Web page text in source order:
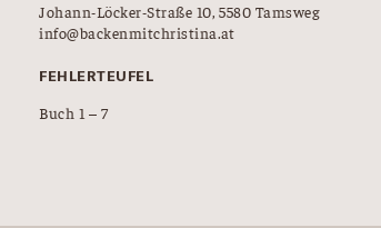
Johann-Löcker-Straße 10, 5580 Tamsweg
info@backenmitchristina.at
FEHLERTEUFEL
Buch 1 – 7